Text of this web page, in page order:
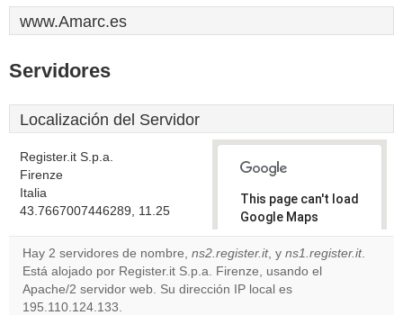
www.Amarc.es
Servidores
Localización del Servidor
Register.it S.p.a.
Firenze
Italia
43.7667007446289, 11.25
This page can't load
Google Maps
correctly.
Do you
own this
Hay 2 servidores de nombre, ns2.register.it, y ns1.register.it.
Está alojado por Register.it S.p.a. Firenze, usando el
Apache/2 servidor web. Su dirección IP local es
195.110.124.133.